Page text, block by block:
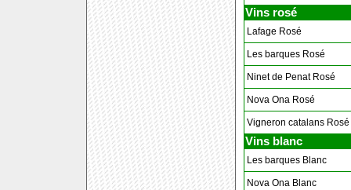
Vins rosé
Lafage Rosé
Les barques Rosé
Ninet de Penat Rosé
Nova Ona Rosé
Vigneron catalans Rosé
Vins blanc
Les barques Blanc
Nova Ona Blanc